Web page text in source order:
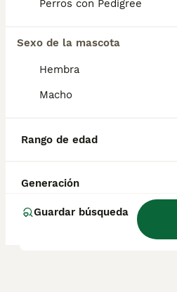
Perros con Pedigree
Sexo de la mascota
Hembra
Macho
Rango de edad
Generación
Guardar búsqueda
pueden intentar dominar
crece?
alemán es puro?
¿Cómo es el
braco alemán?